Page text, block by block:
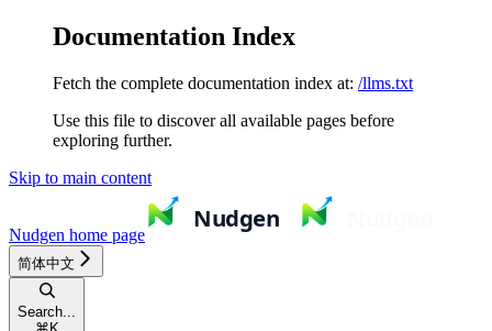
Documentation Index
Fetch the complete documentation index at: /llms.txt
Use this file to discover all available pages before
exploring further.
Skip to main content
Nudgen home page
简体中文
Search...